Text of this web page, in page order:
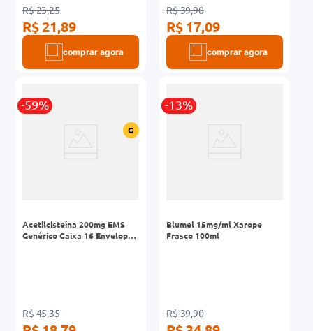
R$ 23,25
R$ 21,89
comprar agora
R$ 39,90
R$ 17,09
comprar agora
-59%
G
Acetilcisteína 200mg EMS
Genérico Caixa 16 Envelopes
R$ 45,35
-13%
Blumel 15mg/ml Xarope
Frasco 100ml
R$ 39,90